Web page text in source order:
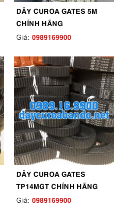
DÂY CUROA GATES 5M
CHÍNH HÃNG
Giá: 0989169900
DÂY CUROA GATES
TP14MGT CHÍNH HÃNG
Giá: 0989169900